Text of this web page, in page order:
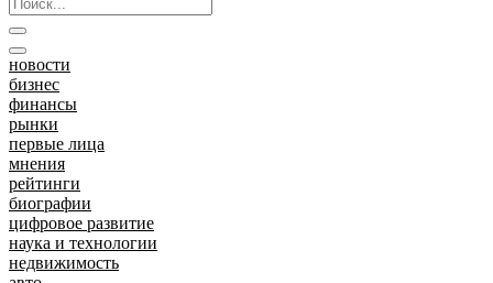
новости
бизнес
финансы
рынки
первые лица
мнения
рейтинги
биографии
цифровое развитие
наука и технологии
недвижимость